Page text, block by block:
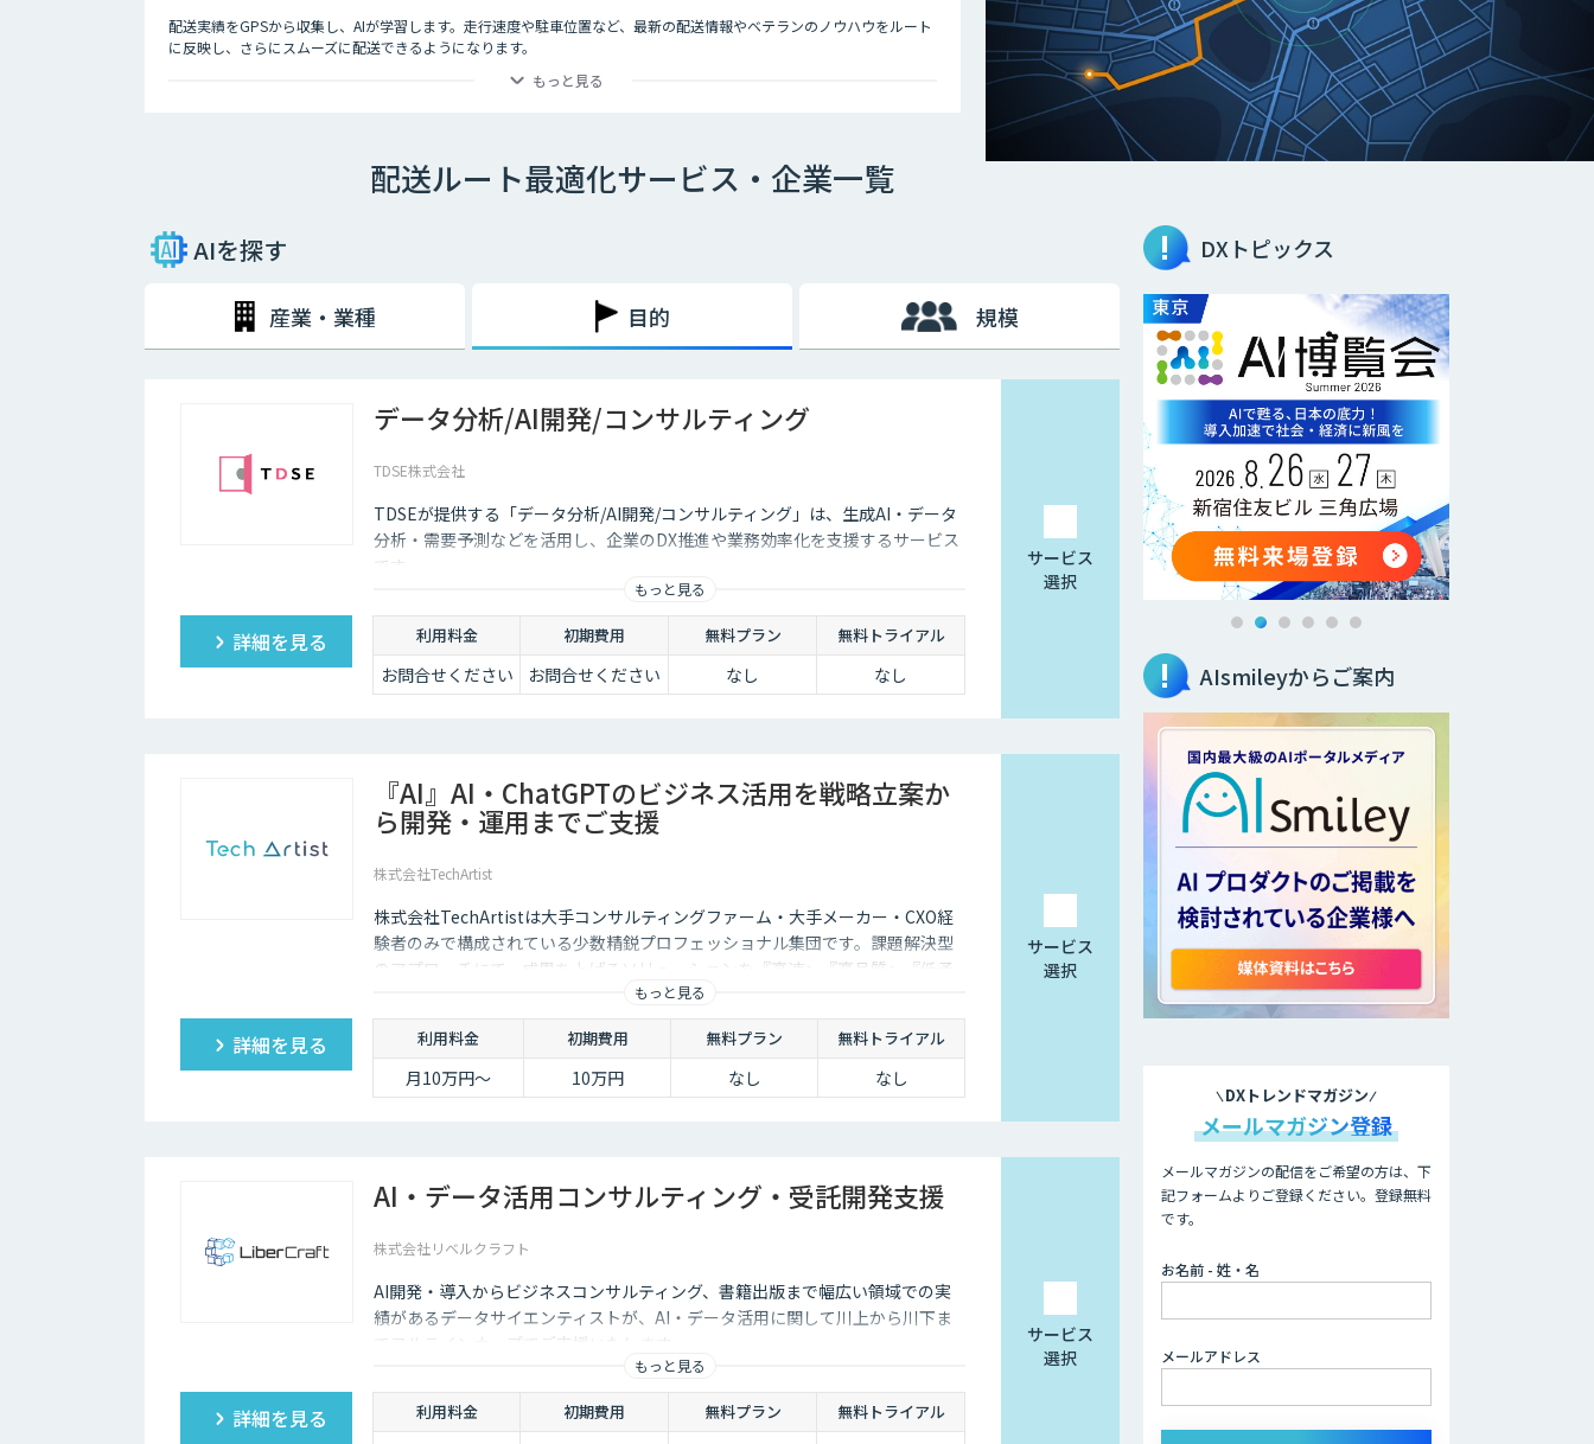
配送実績をGPSから収集し、AIが学習します。走行速度や駐車位置など、最新の配送情報やベテランのノウハウをルート
に反映し、さらにスムーズに配送できるようになります。
もっと見る
配送ルート最適化サービス・企業一覧
AIを探す
産業・業種 目的 規模
データ分析/AI開発/コンサルティング
TDSE株式会社
TDSEが提供する「データ分析/AI開発/コンサルティング」は、生成AI・データ
分析・需要予測などを活用し、企業のDX推進や業務効率化を支援するサービス
です。
もっと見る
詳細を見る 利用料金 初期費用 無料プラン 無料トライアル
お問合せください お問合せください なし なし
サービス
選択
『AI』AI・ChatGPTのビジネス活用を戦略立案か
ら開発・運用までご支援
株式会社TechArtist
株式会社TechArtistは大手コンサルティングファーム・大手メーカー・CXO経
験者のみで構成されている少数精鋭プロフェッショナル集団です。課題解決型
のアプローチにて、成果を上げるソリューションを『高速』『高品質』『低予
もっと見る
詳細を見る 利用料金 初期費用 無料プラン 無料トライアル
月10万円〜 10万円 なし なし
サービス
選択
AI・データ活用コンサルティング・受託開発支援
株式会社リベルクラフト
AI開発・導入からビジネスコンサルティング、書籍出版まで幅広い領域での実
績があるデータサイエンティストが、AI・データ活用に関して川上から川下ま
でフルラインナップでご支援いたします。
もっと見る
詳細を見る 利用料金 初期費用 無料プラン 無料トライアル
サービス
選択
DXトピックス
AIsmileyからご案内
DXトレンドマガジン
メールマガジン登録
メールマガジンの配信をご希望の方は、下
記フォームよりご登録ください。登録無料
です。
お名前 - 姓・名
メールアドレス